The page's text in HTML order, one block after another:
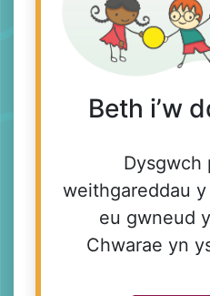
Beth i’w
Dysgwch
weithgareddau
eu gwneud
Chwarae yn